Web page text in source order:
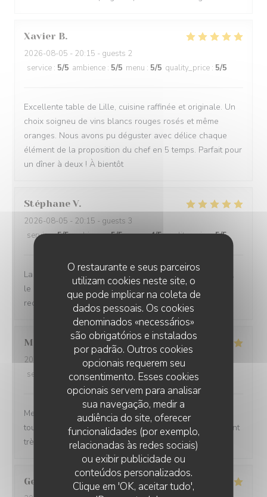
O restaurante e seus parceiros
utilizam cookies neste site, o
que pode implicar na coleta de
dados pessoais. Os cookies
denominados «necessários»
são obrigatórios e instalados
por padrão. Outros cookies
opcionais requerem seu
consentimento. Esses cookies
opcionais servem para analisar
sua navegação, medir a
audiência do site, oferecer
funcionalidades (por exemplo,
relacionadas às redes sociais)
ou exibir publicidade ou
conteúdos personalizados.
Clique em 'OK, aceitar tudo',
Xavier B
2026-08-05 - 20:15 - guests 2
service : 5/5 ambience : 5/5 menu : 5/5 quality_price : 5/5
Excellente table de Lille, cuisine raffinée et originale. Un
choix soigneu de vins blancs rouges rosés et même
oranges. Nous avons pu déguster avec délice chaque
élément de la proposition du chef en 5 temps. Parfait pour
un dîner à deux ! À bientôt
Stéphane V
2026-08-05 - 20:15 - guests 3
service:5/5 ambience:5/5 menu:4/5 quality_price:5/5
La cuisine est délicieuse, les vins tout à fait bien choisis,
le cadre très agréable et l'équipe très sympa ! Je
recommande !
Maelle
2026-08-05
- 19:45 - guests 2
service
ambience:5/5 menu: 5/5 quality_price
Menus variés, changeant en fonction des saisons et
toujours réfléchis, et excellents. Le service est également
très agréable avec un sommelier de très bon conseil.
Georges